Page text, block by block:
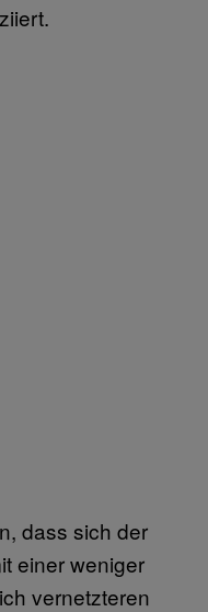
dass sich der
einer weniger
vernetzteren